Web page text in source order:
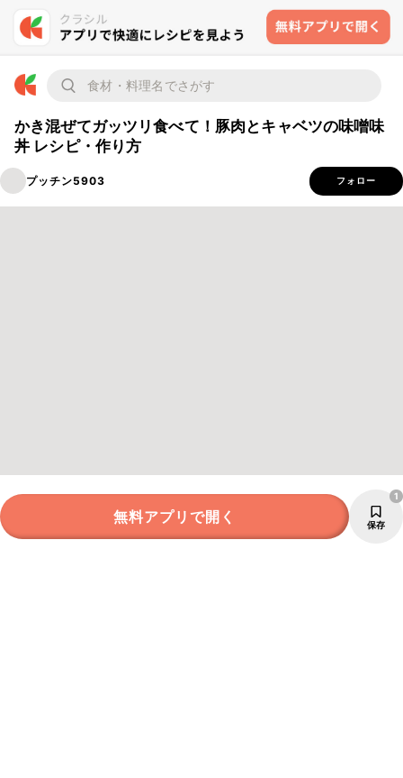
かき混ぜてガッツリ食べて！豚肉とキャベツの味噌味
丼 レシピ・作り方
プッチン5903 フォロー
無料アプリで開く 保存
1